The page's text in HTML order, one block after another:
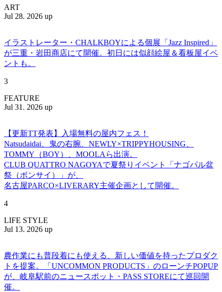
ART
Jul 28. 2026 up
イラストレーター・CHALKBOYによる個展「Jazz Inspired」
が三重・岩田商店にて開催。初日には似顔絵屋＆看板屋イベ
ントも。
3
FEATURE
Jul 31. 2026 up
【更新TT発表】入場無料の屋内フェス！
Natsudaidai、鬼の右腕、NEWLY×TRIPPYHOUSING、
TOMMY（BOY）、MOOLAら出演。
CLUB QUATTRO NAGOYAで夏祭りイベント「ナゴパル盆
祭（ボンサイ）」が、
名古屋PARCO×LIVERARY主催企画として開催。
4
LIFE STYLE
Jul 13. 2026 up
農作業にも普段着にも使える、新しい価値を持ったプロダク
トを提案。「UNCOMMON PRODUCTS」のローンチPOPUP
が、岐阜駅前のニュースポット・PASS STOREにて巡回開
催。